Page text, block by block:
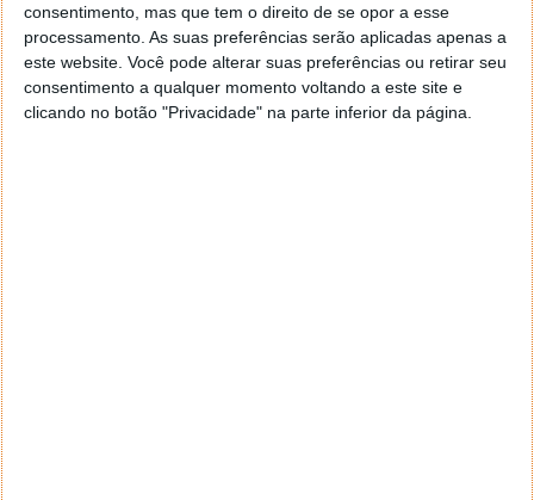
consentimento, mas que tem o direito de se opor a esse
processamento. As suas preferências serão aplicadas apenas a
este website. Você pode alterar suas preferências ou retirar seu
consentimento a qualquer momento voltando a este site e
clicando no botão "Privacidade" na parte inferior da página.